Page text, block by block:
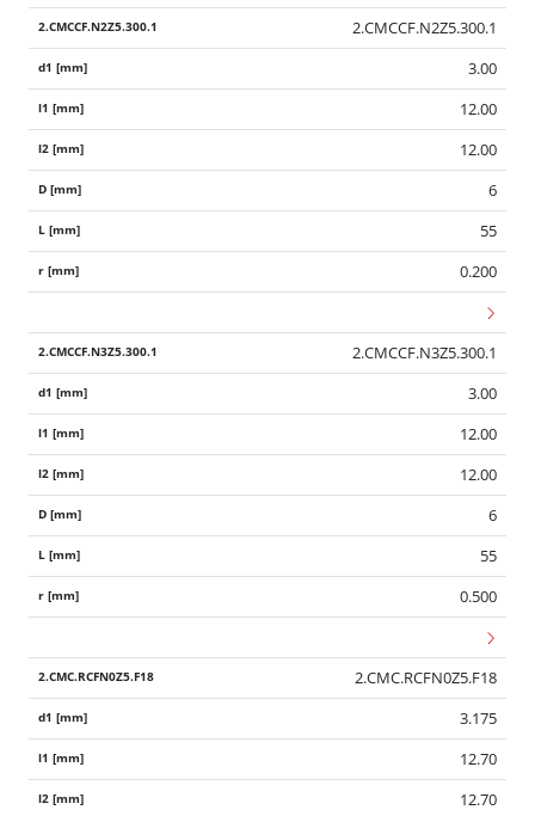
2.CMCCF.N2Z5.300.1
3.00
12.00
12.00
6
55
0.200
2.CMCCF.N3Z5.300.1
3.00
12.00
12.00
6
55
0.500
2.CMC.RCFN0Z5.F18
3.175
12.70
12.70